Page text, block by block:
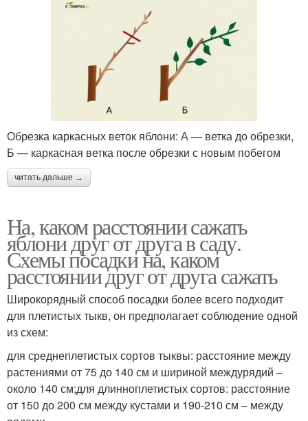
Обрезка каркасных веток яблони: А — ветка до обрезки,
Б — каркасная ветка после обрезки с новым побегом
читать дальше →
На, каком расстоянии сажать
яблони друг от друга в саду.
Схемы посадки на, каком
расстоянии друг от друга сажать
Широкорядный способ посадки более всего подходит
для плетистых тыкв, он предполагает соблюдение одной
из схем:
для среднеплетистых сортов тыквы: расстояние между
растениями от 75 до 140 см и шириной междурядий –
около 140 см;для длинноплетистых сортов: расстояние
от 150 до 200 см между кустами и 190-210 см – между